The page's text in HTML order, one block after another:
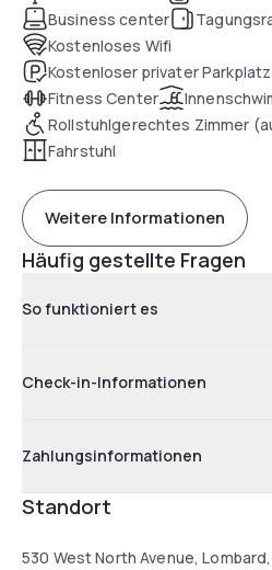
Business center
Kostenloses Wifi
Kostenloser privater Parkplatz
Fitness Center
Rollstuhlgerechtes Zimmer
Fahrstuhl
Weitere Informationen
Häufig gestellte Fragen
So funktioniert es
Check-in-Informationen
Zahlungsinformationen
Standort
530 West North Avenue, Lombard,